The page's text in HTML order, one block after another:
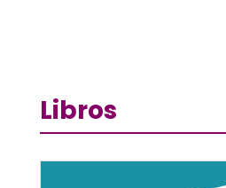
Libros